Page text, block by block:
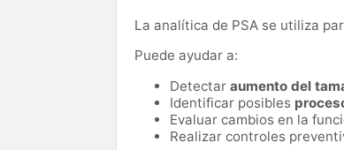
La analítica de PSA se utiliza
Puede ayudar a:
Detectar aumento del
Identificar posibles
Evaluar cambios en la
Realizar controles